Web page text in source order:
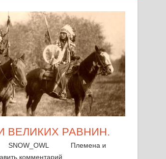
ВЕЛИКИХ РАВНИН.
SNOW_OWL
Племена и
комментарий